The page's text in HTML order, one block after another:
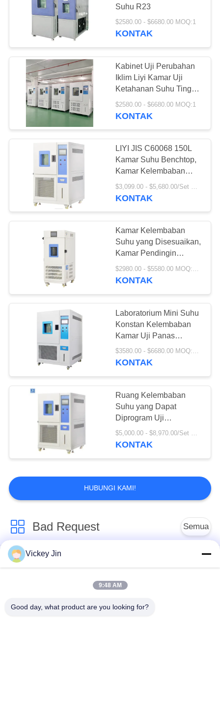
Suhu R23
$2580.00 - $6680.00 MOQ:1
KONTAK
Kabinet Uji Perubahan
Iklim Liyi Kamar Uji
Ketahanan Suhu Tinggi
dan Rendah Peralatan
Uji Siklus Suhu
$2580.00 - $6680.00 MOQ:1
KONTAK
LIYI JIS C60068 150L
Kamar Suhu Benchtop,
Kamar Kelembaban
Suhu LIYI
KONTAK
Kamar Kelembaban
Suhu yang Disesuaikan,
Kamar Pendingin
Lingkungan
$2980.00 - $5580.00 MOQ:1 SET
KONTAK
Laboratorium Mini Suhu
Konstan Kelembaban
Kamar Uji Panas
Lembab
$3580.00 - $6680.00 MOQ:1 SET
KONTAK
Ruang Kelembaban
Suhu yang Dapat
Diprogram Uji
Lingkungan Iklim
$5,000.00 - $8,970.00/Set MOQ:1
KONTAK
HUBUNGI KAMI!
Bad Request Semua
Kamar Uji Iklim
Oven Pengeringan
Vickey Jin
9:48 AM
Good day, what product are you looking for?